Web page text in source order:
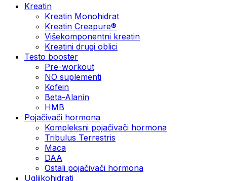
Kreatin
Kreatin Monohidrat
Kreatin Creapure®
Višekomponentni kreatin
Kreatini drugi oblici
Testo booster
Pre-workout
NO suplementi
Kofein
Beta-Alanin
HMB
Pojačivači hormona
Kompleksni pojačivači hormona
Tribulus Terrestris
Maca
DAA
Ostali pojačivači hormona
Ugljikohidrati